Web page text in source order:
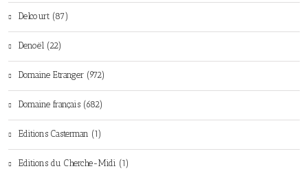
Delcourt (87)
Denoël (22)
Domaine Etranger (972)
Domaine français (682)
Editions Casterman (1)
Editions du Cherche-Midi (1)